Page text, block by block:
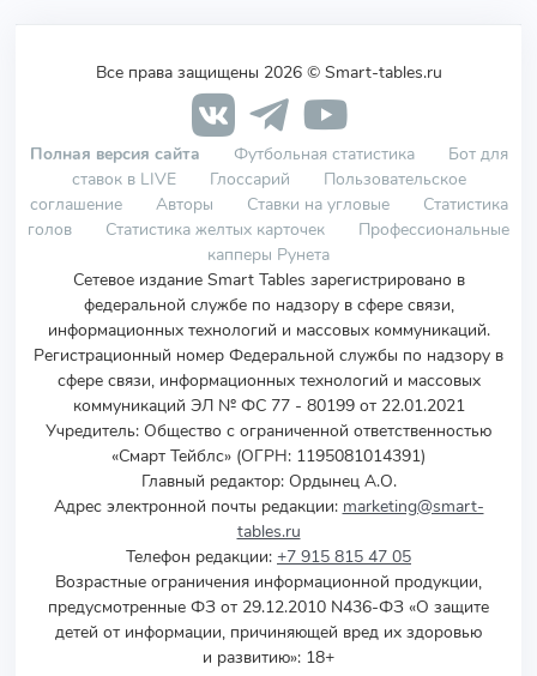
Все права защищены 2026 © Smart-tables.ru
Полная версия сайта Футбольная статистика
Бот для
ставок в LIVE
Глоссарий
Пользовательское
соглашение
Авторы Ставки на угловые
Статистика
голов
Статистика желтых карточек
Профессиональные
капперы Рунета
Сетевое издание Smart Tables зарегистрировано в
федеральной службе по надзору в сфере связи,
информационных технологий и массовых коммуникаций.
Регистрационный номер Федеральной службы по надзору в
сфере связи, информационных технологий и массовых
коммуникаций ЭЛ № ФС 77 - 80199 от 22.01.2021
Учредитель: Общество с ограниченной ответственностью
«Смарт Тейблс» (ОГРН: 1195081014391)
Главный редактор: Ордынец А.О.
Адрес электронной почты редакции: marketing@smart-
tables.ru
Телефон редакции: +7 915 815 47 05
Возрастные ограничения информационной продукции,
предусмотренные ФЗ от 29.12.2010 N436-ФЗ «О защите
детей от информации, причиняющей вред их здоровью
и развитию»: 18+